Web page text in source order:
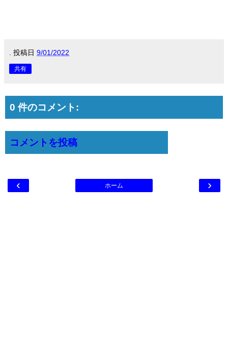
投稿日 9/01/2022
共有
0 件のコメント:
コメントを投稿
‹ ›
ホーム